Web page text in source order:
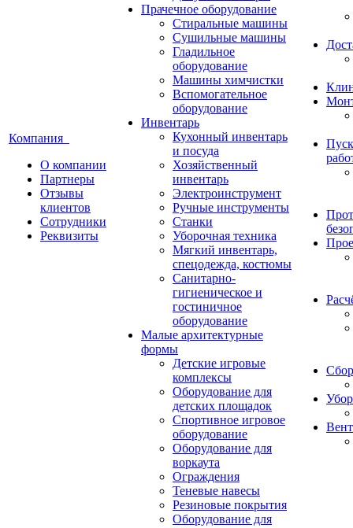
Компания
О компании
Партнеры
Отзывы
клиентов
Сотрудники
Реквизиты
Прачечное оборудование
Стиральные машины
Сушильные машины
Гладильное
оборудование
Машины химчистки
Вспомогательное
оборудование
Инвентарь
Кухонный инвентарь
и посуда
Хозяйственный
инвентарь
Электроинструмент
Ручные инструменты
Станки
Уборочная техника
Мягкий инвентарь,
спецодежда, костюмы
Санитарно-
гигиеническое и
гостиничное
оборудование
Малые архитектурные
формы
Детские игровые
комплексы
Оборудование для
детских площадок
Спортивное игровое
оборудование
Оборудование для
воркаута
Ограждения
Теневые навесы
Резиновые покрытия
Оборудование для